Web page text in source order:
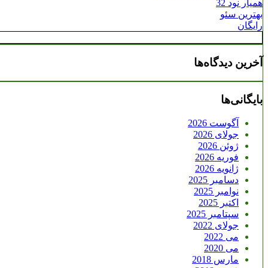
همیار نود 32
بهترین سئو
رایگان
آخرین دیدگاه‌ها
بایگانی‌ها
آگوست 2026
جولای 2026
ژوئن 2026
فوریه 2026
ژانویه 2026
دسامبر 2025
نوامبر 2025
اکتبر 2025
سپتامبر 2025
جولای 2022
می 2022
می 2020
مارس 2018